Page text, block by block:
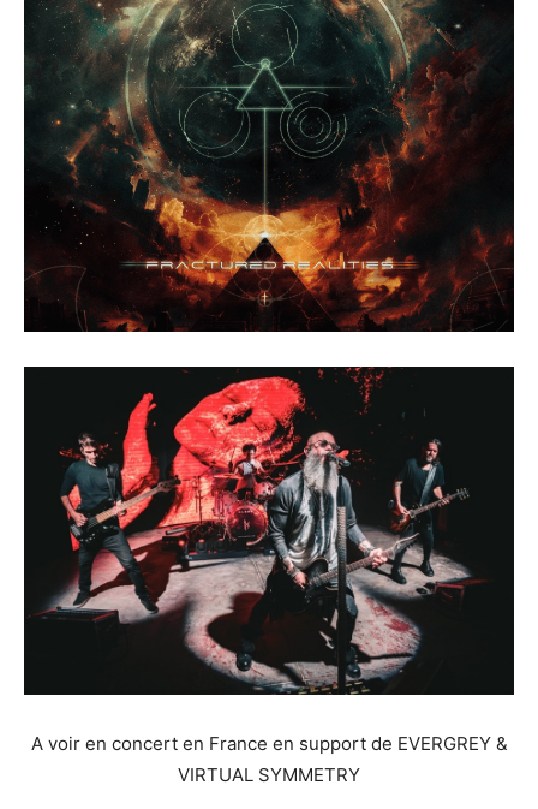
A voir en concert en France en support de EVERGREY &
VIRTUAL SYMMETRY